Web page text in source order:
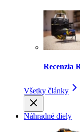
Recenzia
Všetky články
Náhradné diely